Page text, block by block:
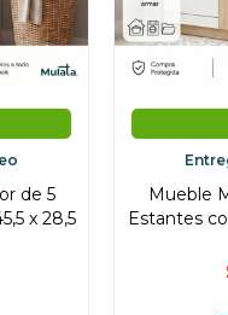
de 5
x 28,5
Mueble
Estantes